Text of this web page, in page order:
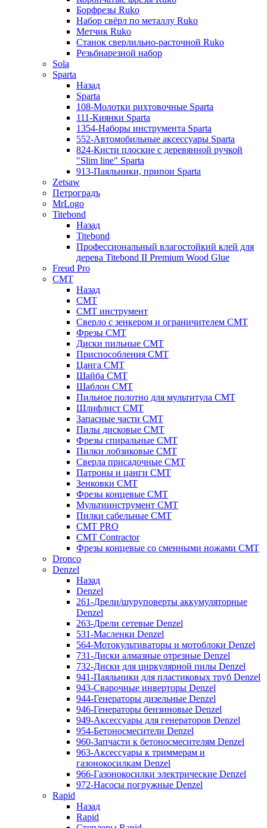
Борфрезы Ruko
Набор свёрл по металлу Ruko
Метчик Ruko
Станок сверлильно-расточной Ruko
Резьбнарезной набор
Sola
Sparta
Назад
Sparta
108-Молотки рихтовочные Sparta
111-Киянки Sparta
1354-Наборы инструмента Sparta
552-Автомобильные аксессуары Sparta
824-Кисти плоские с деревянной ручкой
"Slim line" Sparta
913-Паяльники, припои Sparta
Zetsaw
Петроградъ
MrLogo
Titebond
Назад
Titebond
Профессиональный влагостойкий клей для
дерева Titebond II Premium Wood Glue
Freud Pro
CMT
Назад
CMT
CMT инструмент
Сверло с зенкером и ограничителем CMT
Фрезы CMT
Диски пильные CMT
Приспособления СМТ
Цанга CMT
Шайба CMT
Шаблон CMT
Пильное полотно для мультитула CMT
Шлифлист CMT
Запасные части CMT
Пилы дисковые CMT
Фрезы спиральные CMT
Пилки лобзиковые СМТ
Сверла присадочные СМТ
Патроны и цанги CMT
Зенковки СМТ
Фрезы концевые CMT
Мультиинструмент СМТ
Пилки сабельные СМТ
CMT PRO
CMT Contractor
Фрезы концевые со сменными ножами CMT
Dronco
Denzel
Назад
Denzel
261-Дрели/шуруповерты аккумуляторные
Denzel
263-Дрели сетевые Denzel
531-Масленки Denzel
564-Мотокультиваторы и мотоблоки Denzel
731-Диски алмазные отрезные Denzel
732-Диски для циркулярной пилы Denzel
941-Паяльники для пластиковых труб Denzel
943-Сварочные инверторы Denzel
944-Генераторы дизельные Denzel
946-Генераторы бензиновые Denzel
949-Аксессуары для генераторов Denzel
954-Бетоносмесители Denzel
960-Запчасти к бетоносмесителям Denzel
963-Аксессуары к триммерам и
газонокосилкам Denzel
966-Газонокосилки электрические Denzel
972-Насосы погружные Denzel
Rapid
Назад
Rapid